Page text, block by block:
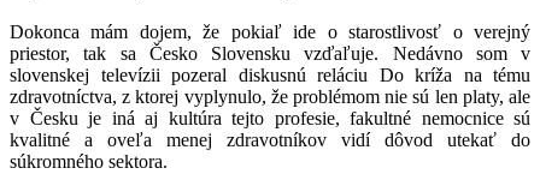
Dokonca mám dojem, že pokiaľ ide o starostlivosť o verejný
priestor, tak sa Česko Slovensku vzďaľuje. Nedávno som v
slovenskej televízii pozeral diskusnú reláciu Do kríža na tému
zdravotníctva, z ktorej vyplynulo, že problémom nie sú len platy, ale
v Česku je iná aj kultúra tejto profesie, fakultné nemocnice sú
kvalitné a oveľa menej zdravotníkov vidí dôvod utekať do
súkromného sektora.